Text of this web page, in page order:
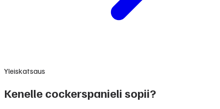
Yleiskatsaus
Kenelle cockerspanieli sopii?